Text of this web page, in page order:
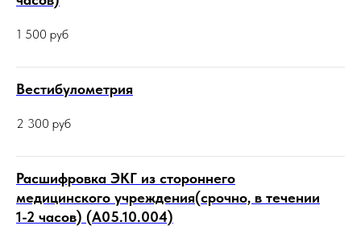
1 500 руб
Вестибулометрия
2 300 руб
Расшифровка ЭКГ из стороннего
медицинского учреждения(срочно, в течении
1-2 часов) (А05.10.004)